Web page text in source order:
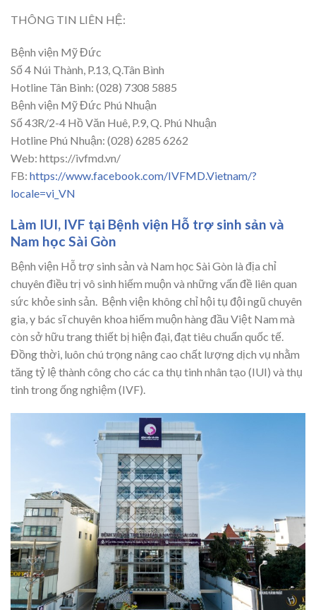
THÔNG TIN LIÊN HỆ:
Bệnh viện Mỹ Đức
Số 4 Núi Thành, P.13, Q.Tân Bình
Hotline Tân Bình: (028) 7308 5885
Bệnh viện Mỹ Đức Phú Nhuận
Số 43R/2-4 Hồ Văn Huê, P.9, Q. Phú Nhuận
Hotline Phú Nhuận: (028) 6285 6262
Web: https://ivfmd.vn/
FB: https://www.facebook.com/IVFMD.Vietnam/?
locale=vi_VN
Làm IUI, IVF tại Bệnh viện Hỗ trợ sinh sản và
Nam học Sài Gòn
Bệnh viện Hỗ trợ sinh sản và Nam học Sài Gòn là địa chỉ
chuyên điều trị vô sinh hiếm muộn và những vấn đề liên quan
sức khỏe sinh sản. Bệnh viện không chỉ hội tụ đội ngũ chuyên
gia, y bác sĩ chuyên khoa hiếm muộn hàng đầu Việt Nam mà
còn sở hữu trang thiết bị hiện đại, đạt tiêu chuẩn quốc tế.
Đồng thời, luôn chú trọng nâng cao chất lượng dịch vụ nhằm
tăng tỷ lệ thành công cho các ca thụ tinh nhân tạo (IUI) và thụ
tinh trong ống nghiệm (IVF).